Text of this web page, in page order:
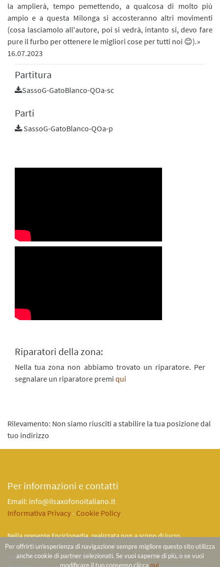
Per offrirti un'esperienza di navigazione sempre migliore questo sito utilizza
anche cookie di partner selezionati. Se vuoi saperne di più, o se vuoi
modificare il tuo consenso clicca qui.
la amplierà, tempo pemettendo, a qualcosa di molto più
ampio e a questa Milonga si accosteranno altri movimenti
(cosa lasciamolo all'autore, poi si vedrà, intanto si, devo fare
pure il furbo per ottenere le migliori cose per tutti noi 😊).»
16.07.2023
Partitura
SassoG-GatoBlanco-QOa-sc
Parti
SassoG-GatoBlanco-QOa-p
Riparatori della zona:
Nella tua zona non abbiamo trovato un riparatore. Per
segnalare un riparatore premi qui
Rilevamento: Non siamo riusciti a stabilire la tua posizione dal
tuo indirizzo
Per informazioni e contatti
Email: info@ilsaxofonoitaliano.it
Informativa Privacy- Cookie Policy
Nella presente Enciclopedia, realizzata non a scopo di lucro,
l'impianto iconografico é stato arricchito con alcune immagini per le
quali l'autore non è riuscito a risalire agli eventuali aventi diritto.